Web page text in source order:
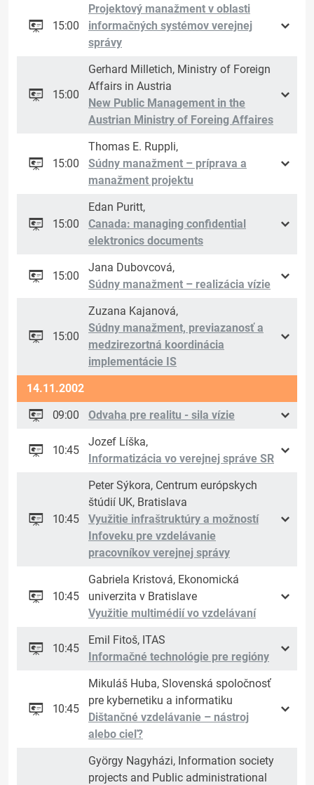
15:00
Projektový manažment v oblasti
informačných systémov verejnej
správy
15:00
Gerhard Milletich, Ministry of Foreign
Affairs in Austria
New Public Management in the
Austrian Ministry of Foreing Affaires
15:00
Thomas E. Ruppli,
Súdny manažment – príprava a
manažment projektu
15:00
Edan Puritt,
Canada: managing confidential
elektronics documents
15:00
Jana Dubovcová,
Súdny manažment – realizácia vízie
15:00
Zuzana Kajanová,
Súdny manažment, previazanosť a
medzirezortná koordinácia
implementácie IS
14.11.2002
09:00
Odvaha pre realitu - sila vízie
10:45
Jozef Líška,
Informatizácia vo verejnej správe SR
10:45
Peter Sýkora, Centrum európskych
štúdií UK, Bratislava
Využitie infraštruktúry a možností
Infoveku pre vzdelávanie
pracovníkov verejnej správy
10:45
Gabriela Kristová, Ekonomická
univerzita v Bratislave
Využitie multimédií vo vzdelávaní
10:45
Emil Fitoš, ITAS
Informačné technológie pre regióny
10:45
Mikuláš Huba, Slovenská spoločnosť
pre kybernetiku a informatiku
Dištančné vzdelávanie – nástroj
alebo cieľ?
György Nagyházi, Information society
projects and Public administrational